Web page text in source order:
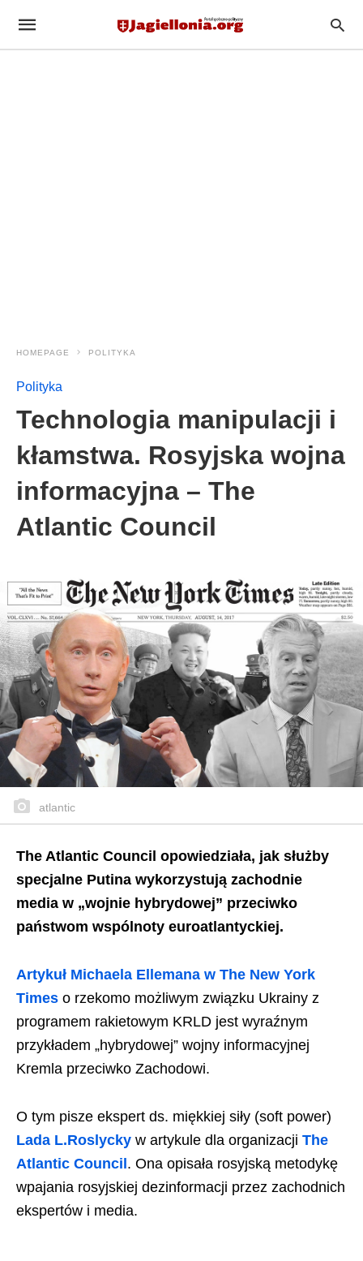
HOMEPAGE POLITYKA
Polityka
Technologia manipulacji i
kłamstwa. Rosyjska wojna
informacyjna – The
Atlantic Council
atlantic
The Atlantic Council opowiedziała, jak służby
specjalne Putina wykorzystują zachodnie
media w „wojnie hybrydowej” przeciwko
państwom wspólnoty euroatlantyckiej.
Artykuł Michaela Ellemana w The New York
Times o rzekomo możliwym związku Ukrainy z
programem rakietowym KRLD jest wyraźnym
przykładem „hybrydowej” wojny informacyjnej
Kremla przeciwko Zachodowi.
O tym pisze ekspert ds. miękkiej siły (soft power)
Lada L.Roslycky w artykule dla organizacji The
Atlantic Council. Ona opisała rosyjską metodykę
wpajania rosyjskiej dezinformacji przez zachodnich
ekspertów i media.